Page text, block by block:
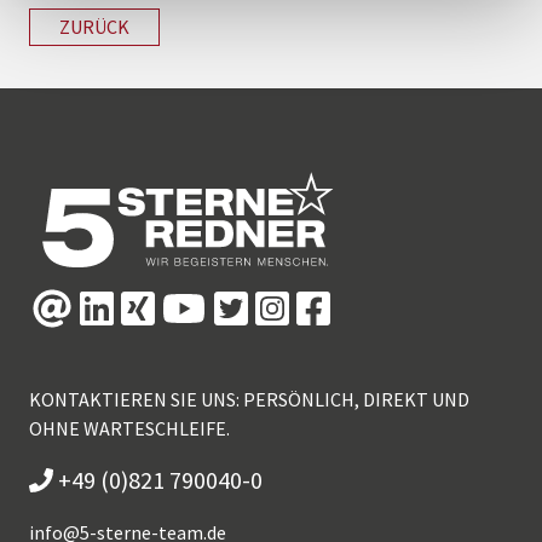
ZURÜCK
KONTAKTIEREN SIE UNS: PERSÖNLICH, DIREKT UND
OHNE WARTESCHLEIFE.
+49 (0)821 790040-0
info@5-sterne-team.de